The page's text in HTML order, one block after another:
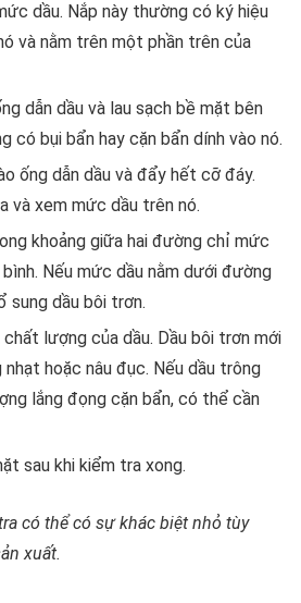
dầu. Nắp này thường có ký hiệu
và nằm trên một phần trên của
dẫn dầu và lau sạch bề mặt bên
có bụi bẩn hay cặn bẩn dính vào nó.
ống dẫn dầu và đẩy hết cỡ đáy.
và xem mức dầu trên nó.
khoảng giữa hai đường chỉ mức
Nếu mức dầu nằm dưới đường
sung dầu bôi trơn.
chất lượng của dầu. Dầu bôi trơn mới
hoặc nâu đục. Nếu dầu trông
lắng đọng cặn bẩn, có thể cần
sau khi kiểm tra xong.
có thể có sự khác biệt nhỏ tùy
xuất.